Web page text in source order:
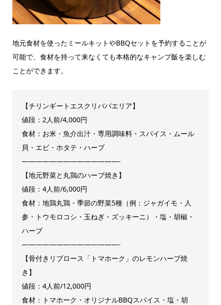
地元食材を使ったミールキットやBBQセットを予約することが
可能で、食材を持って来なくても本格的なキャンプ飯を楽しむ
ことができます。
【チリンギートエスクリバパエリア】
値段：2人前/4,000円
食材：お米・魚介出汁・専用調味料・スパイス・ムール
貝・エビ・ホタテ・ハーブ
——————————————-
【地元野菜と丸鶏のハーブ焼き】
値段：4人前/6,000円
食材：地鶏丸鶏・季節の野菜5種（例：ジャガイモ・人
参・トウモロコシ・玉ねぎ・ズッキーニ）・塩・胡椒・
ハーブ
——————————————-
【骨付きリブロース「トマホーク」のレモンハーブ焼
き】
値段：4人前/12,000円
食材：トマホーク・オリジナルBBQスパイス・塩・胡